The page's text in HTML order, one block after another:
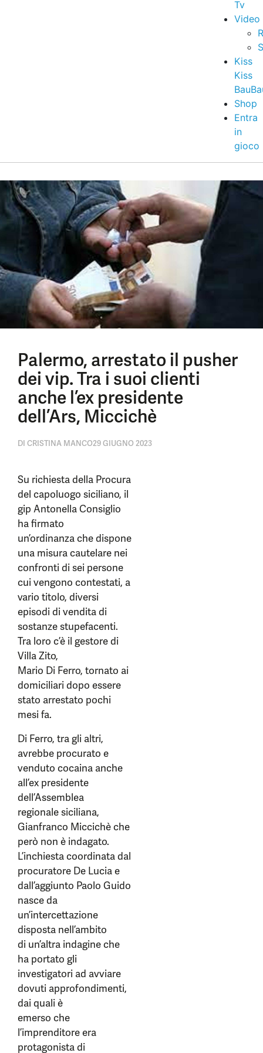
Tv
Video
Kiss
Kiss
Shop
Entra
in
gioco
Palermo, arrestato il pusher
dei vip. Tra i suoi clienti
anche l’ex presidente
dell’Ars, Miccichè
DI CRISTINA MANCO29 GIUGNO 2023
Su richiesta della Procura
del capoluogo siciliano, il
gip Antonella Consiglio
ha firmato
un’ordinanza che dispone
una misura cautelare nei
confronti di sei persone
cui vengono contestati, a
vario titolo, diversi
episodi di vendita di
sostanze stupefacenti.
Tra loro c’è il gestore di
Villa Zito,
Mario Di Ferro, tornato ai
domiciliari dopo essere
stato arrestato pochi
mesi fa.
Di Ferro, tra gli altri,
avrebbe procurato e
venduto cocaina anche
all’ex presidente
dell’Assemblea
regionale siciliana,
Gianfranco Miccichè che
però non è indagato.
L’inchiesta coordinata dal
procuratore De Lucia e
dall’aggiunto Paolo Guido
nasce da
un’intercettazione
disposta nell’ambito
di un’altra indagine che
ha portato gli
investigatori ad avviare
dovuti approfondimenti,
dai quali è
emerso che
l’imprenditore era
protagonista di